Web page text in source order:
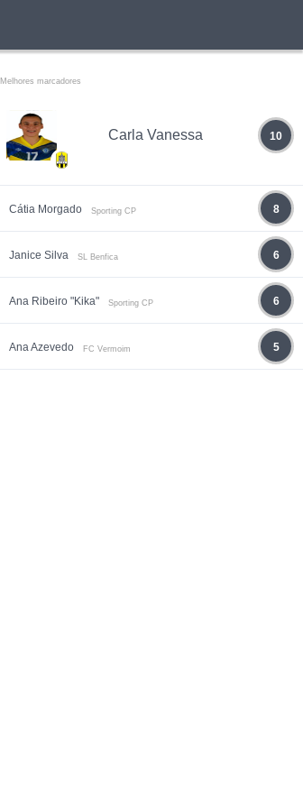
Melhores marcadores
Carla Vanessa 10
Cátia Morgado Sporting CP 8
Janice Silva SL Benfica 6
Ana Ribeiro "Kika" Sporting CP 6
Ana Azevedo FC Vermoim 5